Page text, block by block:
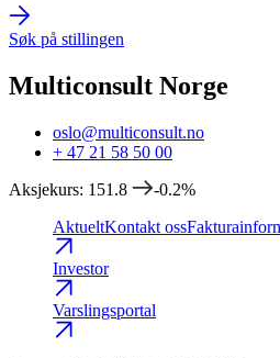
Søk på stillingen
Multiconsult Norge
oslo@multiconsult.no
+ 47 21 58 50 00
Aksjekurs: 151.8 -0.2%
AktueltKontakt oss
Investor
Varslingsportal